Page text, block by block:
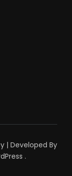
| Developed By
.